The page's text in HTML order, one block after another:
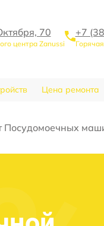
70
центра Zanussi
+7
Цена ремонта
Посудомоечных